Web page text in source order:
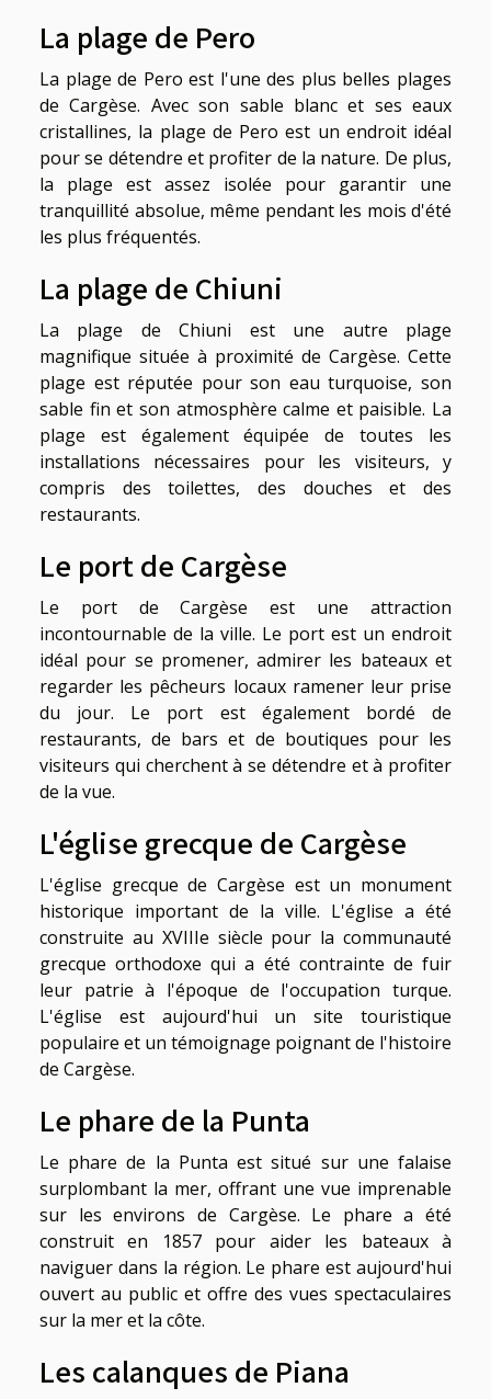
La plage de Pero
La plage de Pero est l'une des plus belles plages
de Cargèse. Avec son sable blanc et ses eaux
cristallines, la plage de Pero est un endroit idéal
pour se détendre et profiter de la nature. De plus,
la plage est assez isolée pour garantir une
tranquillité absolue, même pendant les mois d'été
les plus fréquentés.
La plage de Chiuni
La plage de Chiuni est une autre plage
magnifique située à proximité de Cargèse. Cette
plage est réputée pour son eau turquoise, son
sable fin et son atmosphère calme et paisible. La
plage est également équipée de toutes les
installations nécessaires pour les visiteurs, y
compris des toilettes, des douches et des
restaurants.
Le port de Cargèse
Le port de Cargèse est une attraction
incontournable de la ville. Le port est un endroit
idéal pour se promener, admirer les bateaux et
regarder les pêcheurs locaux ramener leur prise
du jour. Le port est également bordé de
restaurants, de bars et de boutiques pour les
visiteurs qui cherchent à se détendre et à profiter
de la vue.
L'église grecque de Cargèse
L'église grecque de Cargèse est un monument
historique important de la ville. L'église a été
construite au XVIIIe siècle pour la communauté
grecque orthodoxe qui a été contrainte de fuir
leur patrie à l'époque de l'occupation turque.
L'église est aujourd'hui un site touristique
populaire et un témoignage poignant de l'histoire
de Cargèse.
Le phare de la Punta
Le phare de la Punta est situé sur une falaise
surplombant la mer, offrant une vue imprenable
sur les environs de Cargèse. Le phare a été
construit en 1857 pour aider les bateaux à
naviguer dans la région. Le phare est aujourd'hui
ouvert au public et offre des vues spectaculaires
sur la mer et la côte.
Les calanques de Piana